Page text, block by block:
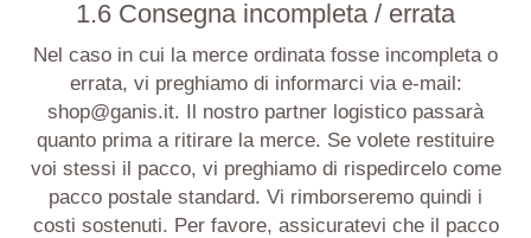
1.6 Consegna incompleta / errata
Nel caso in cui la merce ordinata fosse incompleta o
errata, vi preghiamo di informarci via e-mail:
shop@ganis.it. Il nostro partner logistico passarà
quanto prima a ritirare la merce. Se volete restituire
voi stessi il pacco, vi preghiamo di rispedircelo come
pacco postale standard. Vi rimborseremo quindi i
costi sostenuti. Per favore, assicuratevi che il pacco